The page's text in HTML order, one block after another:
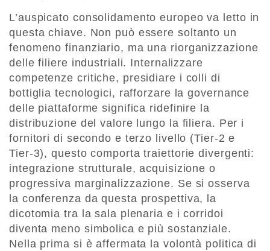
L’auspicato consolidamento europeo va letto in
questa chiave. Non può essere soltanto un
fenomeno finanziario, ma una riorganizzazione
delle filiere industriali. Internalizzare
competenze critiche, presidiare i colli di
bottiglia tecnologici, rafforzare la governance
delle piattaforme significa ridefinire la
distribuzione del valore lungo la filiera. Per i
fornitori di secondo e terzo livello (Tier-2 e
Tier-3), questo comporta traiettorie divergenti:
integrazione strutturale, acquisizione o
progressiva marginalizzazione. Se si osserva
la conferenza da questa prospettiva, la
dicotomia tra la sala plenaria e i corridoi
diventa meno simbolica e più sostanziale.
Nella prima si è affermata la volontà politica di